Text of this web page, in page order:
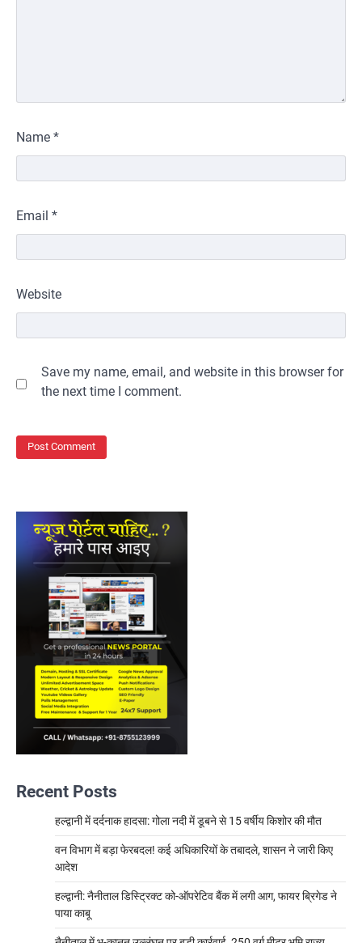
Name *
Email *
Website
Save my name, email, and website in this browser for
the next time I comment.
Recent Posts
हल्द्वानी में दर्दनाक हादसा: गोला नदी में डूबने से 15 वर्षीय किशोर की मौत
वन विभाग में बड़ा फेरबदल! कई अधिकारियों के तबादले, शासन ने जारी किए
आदेश
हल्द्वानी: नैनीताल डिस्ट्रिक्ट को-ऑपरेटिव बैंक में लगी आग, फायर ब्रिगेड ने
पाया काबू